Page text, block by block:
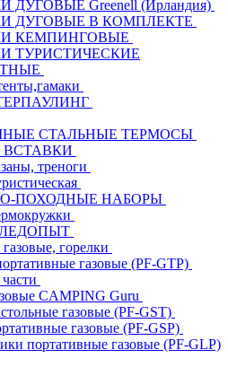
ДУГОВЫЕ Greenell (Ирландия)
ДУГОВЫЕ В КОМПЛЕКТЕ
КЕМПИНГОВЫЕ
ТУРИСТИЧЕСКИЕ
СТАЛЬНЫЕ ТЕРМОСЫ
ВСТАВКИ
треноги
ПОХОДНЫЕ НАБОРЫ
горелки
газовые (PF-GTP)
CAMPING Guru
газовые (PF-GST)
газовые (PF-GSP)
портативные газовые (PF-GLP)